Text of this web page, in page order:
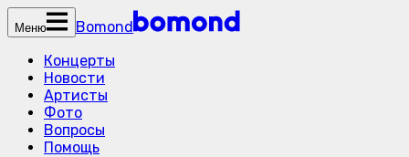
Меню
Bomond
Концерты
Новости
Артисты
Фото
Вопросы
Помощь